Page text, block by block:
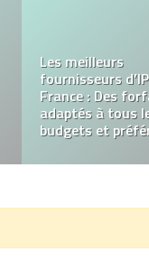
Tout savoir sur
: Le guide
pour les PME